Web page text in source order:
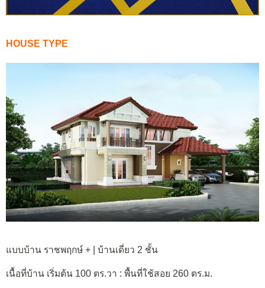
HOUSE TYPE
แบบบ้าน ราชพฤกษ์ + | บ้านเดี่ยว 2 ชั้น
เนื้อที่บ้าน เริ่มต้น 100 ตร.วา : พื้นที่ใช้สอย 260 ตร.ม.